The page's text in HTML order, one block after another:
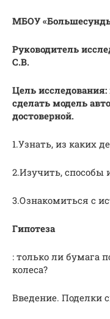
МБОУ
Руководитель
С.В.
Цель
сделать модель
достоверной.
1.Узнать, из каких
2.Изучить, способы
3.Ознакомиться с
Гипотеза
: только ли бумага
колеса?
Введение. Поделки